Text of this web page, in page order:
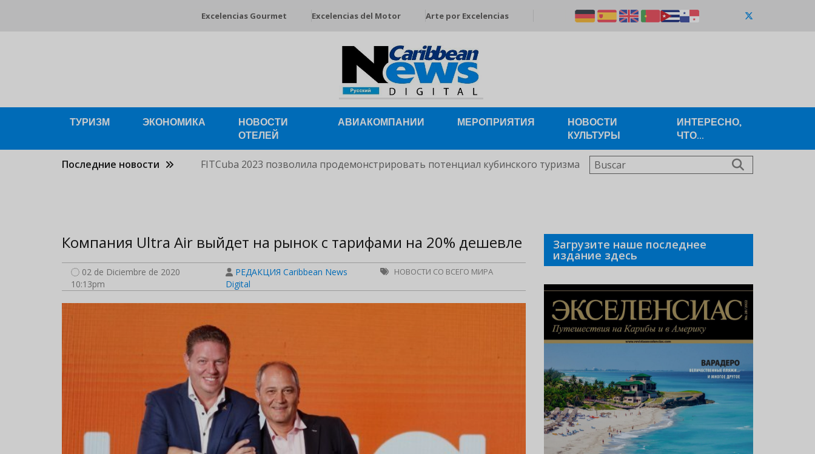
Excelencias Gourmet Excelencias del Motor Arte por Excelencias
ТУРИЗМ ЭКОНОМИКА
НОВОСТИ
ОТЕЛЕЙ
АВИАКОМПАНИИ МЕРОПРИЯТИЯ
НОВОСТИ
КУЛЬТУРЫ
ИНТЕРЕСНО,
ЧТО...
Последние новости FITCuba 2023 позволила продемонстрировать потенциал кубинского туризма Buscar
Компания Ultra Air выйдет на рынок с тарифами на 20% дешевле
02 de Diciembre de 2020
10:13pm
РЕДАКЦИЯ Caribbean News
Digital
НОВОСТИ СО ВСЕГО МИРА
Загрузите наше последнее
издание здесь